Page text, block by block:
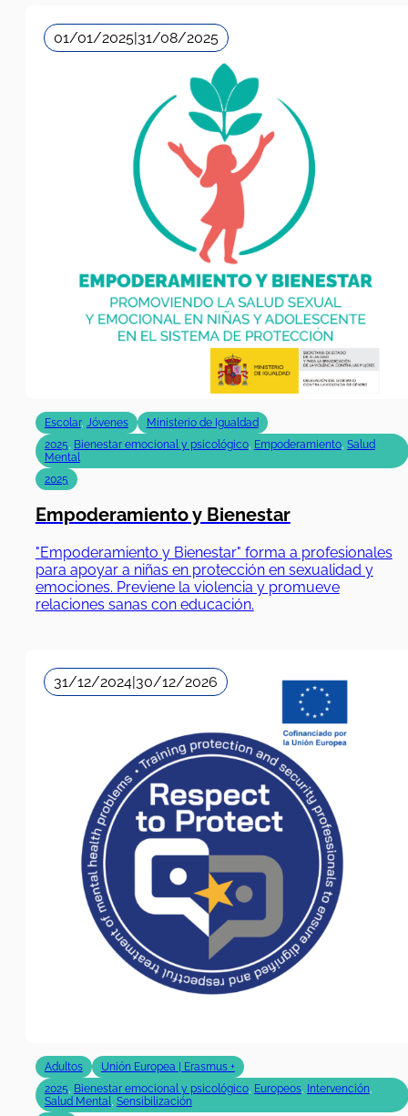
01/01/2025 31/08/2025
Escolar, Jóvenes
Ministerio de Igualdad
2025, Bienestar emocional y psicológico, Empoderamiento, Salud
Mental
2025
Empoderamiento y Bienestar
"Empoderamiento y Bienestar" forma a profesionales
para apoyar a niñas en protección en sexualidad y
emociones. Previene la violencia y promueve
relaciones sanas con educación.
31/12/2024 30/12/2026
Adultos
Unión Europea | Erasmus +
2025, Bienestar emocional y psicológico, Europeos, Intervención,
Salud Mental, Sensibilización